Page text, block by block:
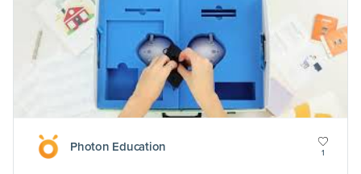
Photon Education 1